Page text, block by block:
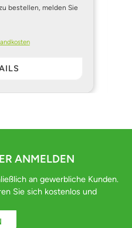
bestellen, melden Sie
ANMELDEN
an gewerbliche Kunden.
Sie sich kostenlos und